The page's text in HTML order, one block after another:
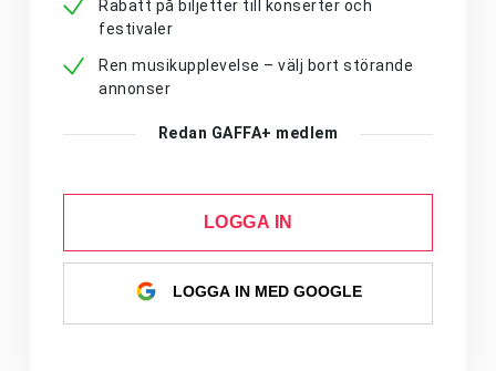
Rabatt på biljetter till konserter och
festivaler
Ren musikupplevelse – välj bort störande
annonser
Redan GAFFA+ medlem
LOGGA IN
LOGGA IN MED GOOGLE